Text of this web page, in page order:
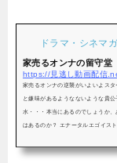
ドラマ・シネマ
家売るオンナの留守堂
https://見逃し動画配信
家売るオンナの逆襲がいよいよス
と嫌味があるようなないような貴
水・・・本当にあるのでしょうか
はあるのか？ エナータルエゴイス